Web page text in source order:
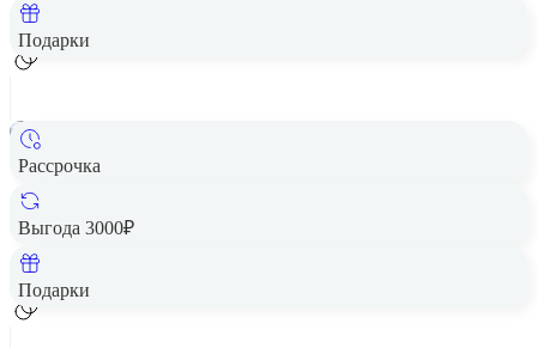
Подарки
Рассрочка
Выгода 3000₽
Подарки
Смартфон HONOR X7c 6/128GB Moonlight White